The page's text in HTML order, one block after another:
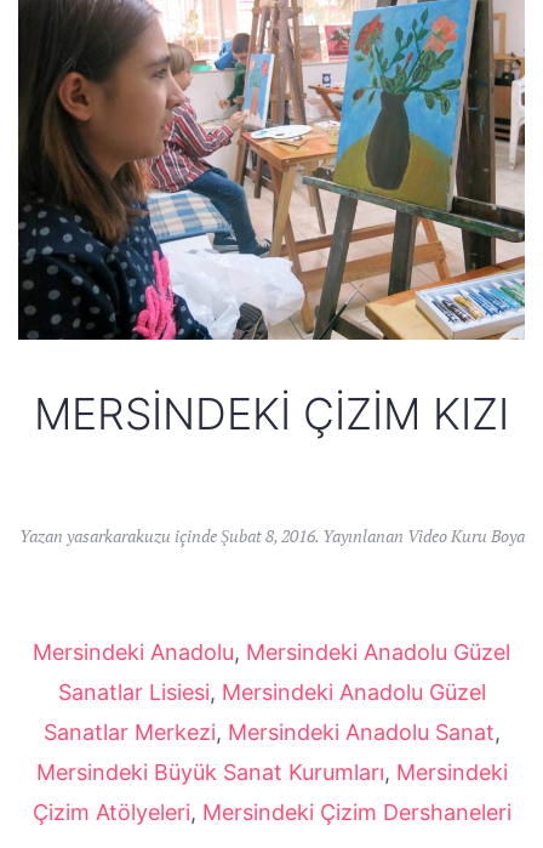
MERSINDEKI ÇIZIM KIZI
Yazan yasarkarakuzu içindeŞubat 8, 2016. Yayınlanan Video Kuru Boya
Mersindeki Anadolu, Mersindeki Anadolu Güzel
Sanatlar Lisiesi, Mersindeki Anadolu Güzel
Sanatlar Merkezi, Mersindeki Anadolu Sanat,
Mersindeki Büyük Sanat Kurumları, Mersindeki
Çizim Atölyeleri, Mersindeki Çizim Dershaneleri